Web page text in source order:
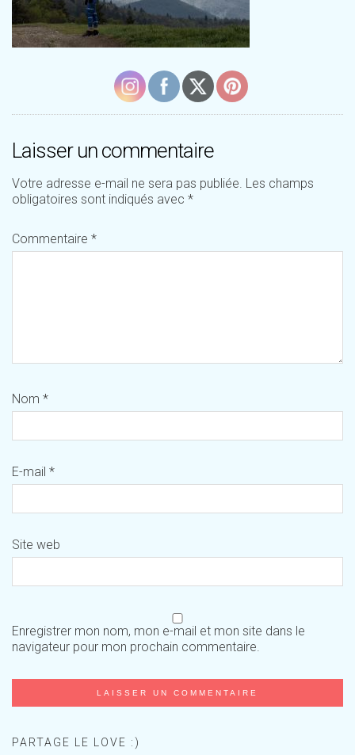
Laisser un commentaire
Votre adresse e-mail ne sera pas publiée. Les champs
obligatoires sont indiqués avec *
Commentaire *
Nom *
E-mail *
Site web
Enregistrer mon nom, mon e-mail et mon site dans le
navigateur pour mon prochain commentaire.
PARTAGE LE LOVE :)